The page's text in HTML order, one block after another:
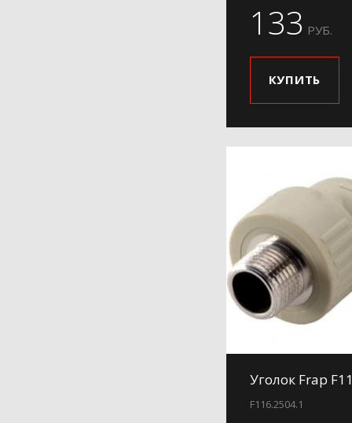
133 РУБ.
КУПИТЬ
Уголок Frap
F116.2504.1